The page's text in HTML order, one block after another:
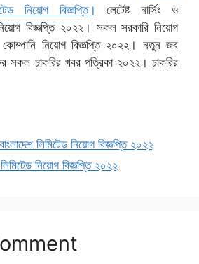
নিয়োগ বিজ্ঞপ্তি।
লেটেষ্ট নার্সিং ও
বিজ্ঞপ্তি ২০২২। সকল সরকারি নিয়োগ
নিয়োগ বিজ্ঞপ্তি ২০২২। নতুন জব
সকল চাকরির খবর পত্রিকা ২০২২। চাকরির
লিমিটেড নিয়োগ বিজ্ঞপ্তি ২০২২
নিয়োগ বিজ্ঞপ্তি ২০২২